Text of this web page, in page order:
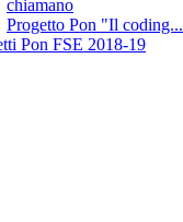
chiamano
Progetto Pon "Il
Pon FSE 2018-19